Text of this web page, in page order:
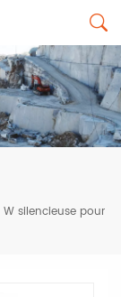
silencieuse pour